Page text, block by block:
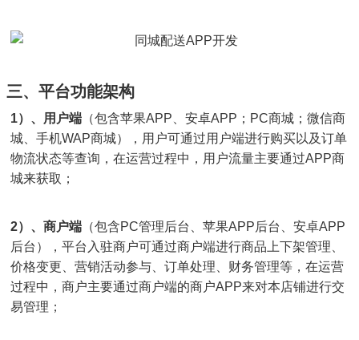
三、平台功能架构
1）、用户端 （包含苹果APP、安卓APP；PC商城；微信商
城、手机WAP商城），用户可通过用户端进行购买以及订单
物流状态等查询，在运营过程中，用户流量主要通过APP商
城来获取；
2）、商户端 （包含PC管理后台、苹果APP后台、安卓APP
后台），平台入驻商户可通过商户端进行商品上下架管理、
价格变更、营销活动参与、订单处理、财务管理等，在运营
过程中，商户主要通过商户端的商户APP来对本店铺进行交
易管理；